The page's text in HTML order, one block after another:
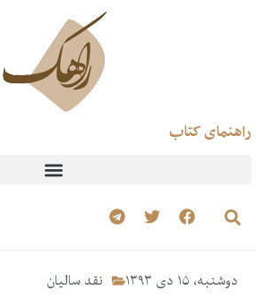
راهنمای کتاب
دوشنبه، ۱۵ دی ۱۳۹۳ نقد سالیان